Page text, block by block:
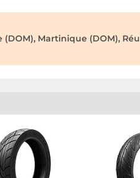
Martinique (DOM),